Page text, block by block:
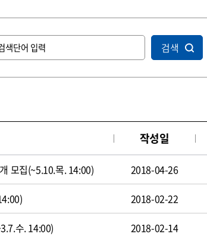
검색
작성일
모집(~5.10.목. 14:00) 2018-04-26
2018-02-22
수. 14:00) 2018-02-14